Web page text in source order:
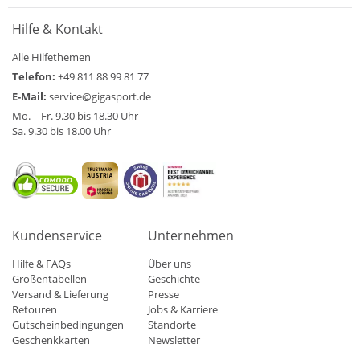
Hilfe & Kontakt
Alle Hilfethemen
Telefon: +49 811 88 99 81 77
E-Mail: service@gigasport.de
Mo. – Fr. 9.30 bis 18.30 Uhr
Sa. 9.30 bis 18.00 Uhr
Kundenservice
Hilfe & FAQs
Größentabellen
Versand & Lieferung
Retouren
Gutscheinbedingungen
Geschenkkarten
Unternehmen
Über uns
Geschichte
Presse
Jobs & Karriere
Standorte
Newsletter